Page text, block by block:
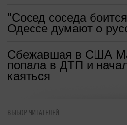
"Сосед соседа
Одессе думают о
Сбежавшая в США
попала в ДТП и
каяться
ВЫБОР ЧИТАТЕЛЕЙ